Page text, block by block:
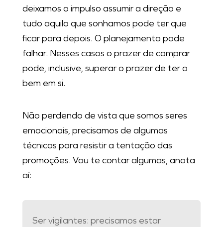
deixamos o impulso assumir a direção e
tudo aquilo que sonhamos pode ter que
ficar para depois. O planejamento pode
falhar. Nesses casos o prazer de comprar
pode, inclusive, superar o prazer de ter o
bem em si.
Não perdendo de vista que somos seres
emocionais, precisamos de algumas
técnicas para resistir a tentação das
promoções. Vou te contar algumas, anota
aí:
Ser vigilantes: precisamos estar